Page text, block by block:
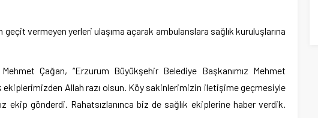
vermeyen yerleri ulaşıma açarak ambulanslara sağlık kuruluşlarına
Çağan, “Erzurum Büyükşehir Belediye Başkanımız Mehmet
ekiplerimizden Allah razı olsun. Köy sakinlerimizin iletişime geçmesiyle
ekip gönderdi. Rahatsızlanınca biz de sağlık ekiplerine haber verdik.